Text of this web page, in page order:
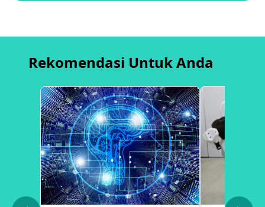
Rekomendasi Untuk Anda